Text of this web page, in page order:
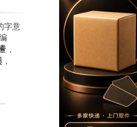
字意
，
，